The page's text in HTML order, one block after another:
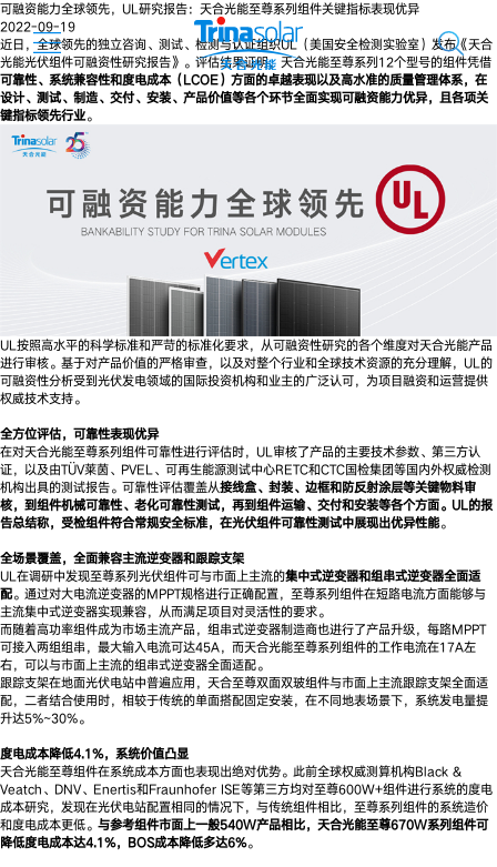
可融资能力全球领先，UL研究报告：天合光能至尊系列组件关键指标表现优异
2022-09-19
近日，全球领先的独立咨询、测试、检测与认证组织UL（美国安全检测实验室）发布《天合
光能光伏组件可融资性研究报告》。评估结果证明，天合光能至尊系列12个型号的组件凭借
可靠性、系统兼容性和度电成本（LCOE）方面的卓越表现以及高水准的质量管理体系，在
设计、测试、制造、交付、安装、产品价值等各个环节全面实现可融资能力优异，且各项关
键指标领先行业。
UL按照高水平的科学标准和严苛的标准化要求，从可融资性研究的各个维度对天合光能产品
进行审核。基于对产品价值的严格审查，以及对整个行业和全球技术资源的充分理解，UL的
可融资性分析受到光伏发电领域的国际投资机构和业主的广泛认可，为项目融资和运营提供
权威技术支持。
全方位评估，可靠性表现优异
在对天合光能至尊系列组件可靠性进行评估时，UL审核了产品的主要技术参数、第三方认
证，以及由TÜV莱茵、PVEL、可再生能源测试中心RETC和CTC国检集团等国内外权威检测
机构出具的测试报告。可靠性评估覆盖从接线盒、封装、边框和防反射涂层等关键物料审
核，到组件机械可靠性、老化可靠性测试，再到组件运输、交付和安装等各个方面。UL的报
告总结称，受检组件符合常规安全标准，在光伏组件可靠性测试中展现出优异性能。
全场景覆盖，全面兼容主流逆变器和跟踪支架
UL在调研中发现至尊系列光伏组件可与市面上主流的集中式逆变器和组串式逆变器全面适
配。通过对大电流逆变器的MPPT规格进行正确配置，至尊系列组件在短路电流方面能够与
主流集中式逆变器实现兼容，从而满足项目对灵活性的要求。
而随着高功率组件成为市场主流产品，组串式逆变器制造商也进行了产品升级，每路MPPT
可接入两组组串，最大输入电流可达45A，而天合光能至尊系列组件的工作电流在17A左
右，可以与市面上主流的组串式逆变器全面适配。
跟踪支架在地面光伏电站中普遍应用，天合至尊双面双玻组件与市面上主流跟踪支架全面适
配，二者结合使用时，相较于传统的单面搭配固定安装，在不同地表场景下，系统发电量提
升达5%~30%。
度电成本降低4.1%，系统价值凸显
天合光能至尊组件在系统成本方面也表现出绝对优势。此前全球权威测算机构Black &
Veatch、DNV、Enertis和Fraunhofer ISE等第三方均对至尊600W+组件进行系统的度电
成本研究，发现在光伏电站配置相同的情况下，与传统组件相比，至尊系列组件的系统造价
和度电成本更低。 与参考组件市面上一般540W产品相比，天合光能至尊670W系列组件可
降低度电成本达4.1%，BOS成本降低多达6%。